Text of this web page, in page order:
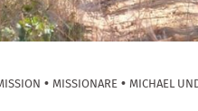
• MISSIONARE • MICHAEL